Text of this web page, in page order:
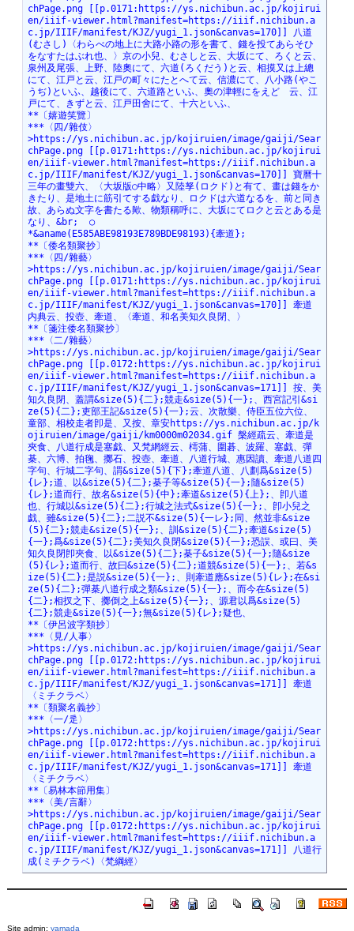
Site admin: yamada